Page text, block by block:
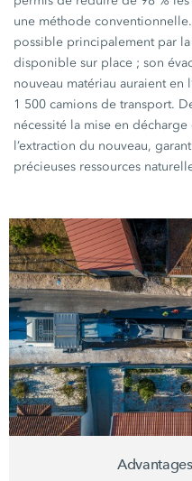
une méthode
possible principalement par
disponible sur place ; son
nouveau matériau auraient en
1 500 camions de transport.
nécessité la mise en décharge
l’extraction du nouveau,
précieuses ressources